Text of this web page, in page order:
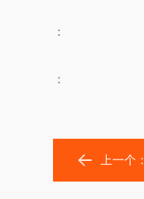
：
：
上一个：